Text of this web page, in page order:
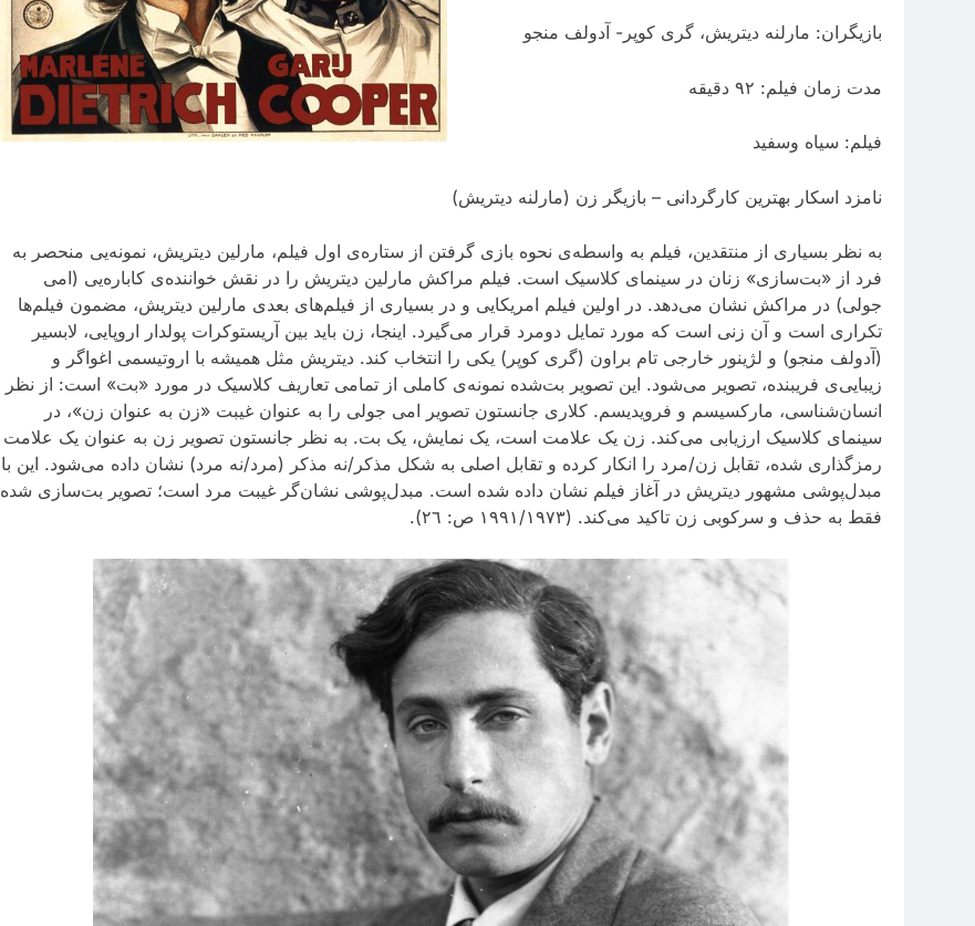
بازیگران: مارلنه دیتریش، گری کوپر- آدولف منجو
مدت زمان فیلم: ٩٢ دقیقه
فیلم: سیاه وسفید
نامزد اسکار بهترین کارگردانی – بازیگر زن (مارلنه دیتریش)
به نظر بسیاری از منتقدین، فیلم به واسطه‌ی نحوه بازی گرفتن از ستاره‌ی اول فیلم، مارلین دیتریش، نمونه‌یی منحصر به
فرد از «بت‌سازی» زنان در سینمای کلاسیک است. فیلم مراکش مارلین دیتریش را در نقش خواننده‌ی کاباره‌یی (امی
جولی) در مراکش نشان می‌دهد. در اولین فیلم امریکایی و در بسیاری از فیلم‌های بعدی مارلین دیتریش، مضمون فیلم‌ها
تکراری است و آن زنی است که مورد تمایل دومرد قرار می‌گیرد. اینجا، زن باید بین آریستوکرات پولدار اروپایی، لابسیر
(آدولف منجو) و لژینور خارجی تام براون (گری کوپر) یکی را انتخاب کند. دیتریش مثل همیشه با اروتیسمی اغواگر و
زیبایی‌ی فریبنده، تصویر می‌شود. این تصویر بت‌شده نمونه‌ی کاملی از تمامی تعاریف کلاسیک در مورد «بت» است: از نظر
انسان‌شناسی، مارکسیسم و فرویدیسم. کلاری جانستون تصویر امی جولی را به عنوان غیبت «زن به عنوان زن»، در
سینمای کلاسیک ارزیابی می‌کند. زن یک علامت است، یک نمایش، یک بت. به نظر جانستون تصویر زن به عنوان یک علامت
رمزگذاری شده، تقابل زن/مرد را انکار کرده و تقابل اصلی به شکل مذکر/نه مذکر (مرد/نه مرد) نشان داده می‌شود. این با
مبدل‌پوشی مشهور دیتریش در آغاز فیلم نشان داده شده است. مبدل‌پوشی نشان‌گر غیبت مرد است؛ تصویر بت‌سازی شده
فقط به حذف و سرکوبی زن تاکید می‌کند. (١٩٩١/١٩٧٣ ص: ٢٦).